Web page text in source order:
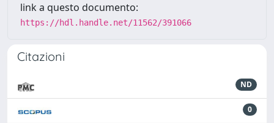
link a questo documento:
https://hdl.handle.net/11562/391066
Citazioni
ND
0